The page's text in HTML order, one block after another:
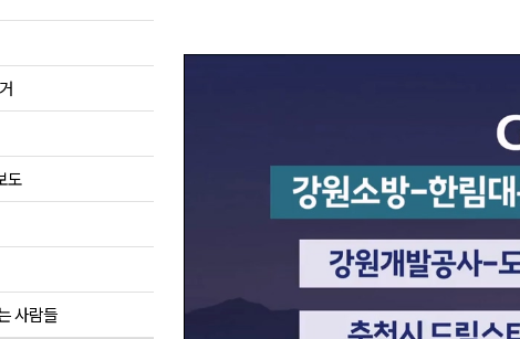
삼척 공공산후조리원 이전 시급
강원자치도교육청 교감급 이상 387명 인사
도
사람들